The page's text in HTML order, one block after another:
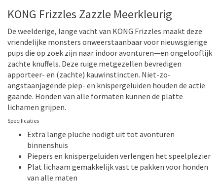
Meerkleurig
KONG Frizzles Zazzle Meerkleurig
De weelderige, lange vacht van KONG Frizzles maakt deze
vriendelijke monsters onweerstaanbaar voor nieuwsgierige
pups die op zoek zijn naar indoor avonturen—en ongelooflijk
zachte knuffels. Deze ruige metgezellen bevredigen
apporteer- en (zachte) kauwinstincten. Niet-zo-
angstaanjagende piep- en knispergeluiden houden de actie
gaande. Honden van alle formaten kunnen de platte
lichamen grijpen.
Specificaties
Extra lange pluche nodigt uit tot avonturen
binnenshuis
Piepers en knispergeluiden verlengen het speelplezier
Plat lichaam gemakkelijk vast te pakken voor honden
van alle maten